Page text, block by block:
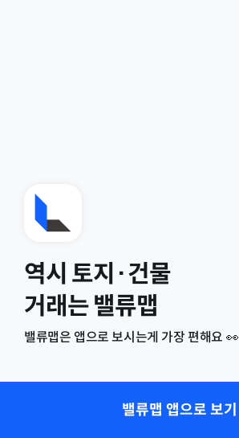
역시 토지·건물
거래는 밸류맵
밸류맵은 앱으로 보시는게 가장 편해요 👀
밸류맵 앱으로 보기